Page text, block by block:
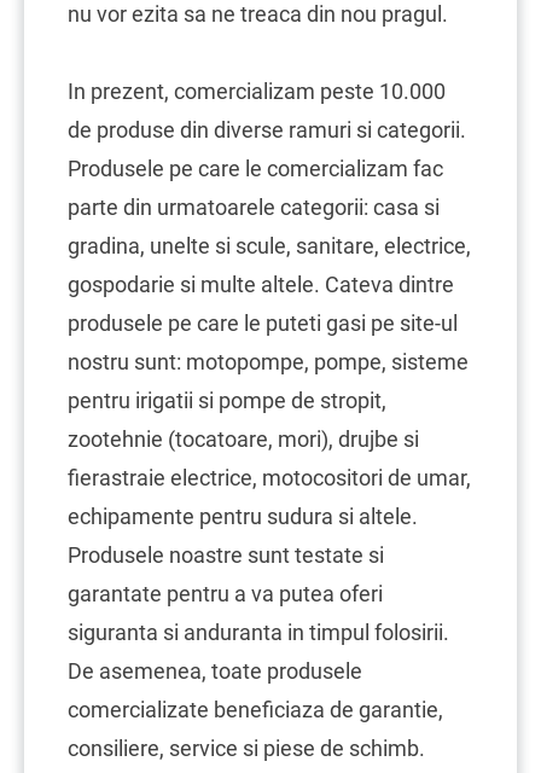
nu vor ezita sa ne treaca din nou pragul.
In prezent, comercializam peste 10.000
de produse din diverse ramuri si categorii.
Produsele pe care le comercializam fac
parte din urmatoarele categorii: casa si
gradina, unelte si scule, sanitare, electrice,
gospodarie si multe altele. Cateva dintre
produsele pe care le puteti gasi pe site-ul
nostru sunt: motopompe, pompe, sisteme
pentru irigatii si pompe de stropit,
zootehnie (tocatoare, mori), drujbe si
fierastraie electrice, motocositori de umar,
echipamente pentru sudura si altele.
Produsele noastre sunt testate si
garantate pentru a va putea oferi
siguranta si anduranta in timpul folosirii.
De asemenea, toate produsele
comercializate beneficiaza de garantie,
consiliere, service si piese de schimb.